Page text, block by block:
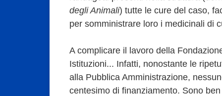
degli Animali) tutte le cure del caso,
per somministrare loro i medicinali di
A complicare il lavoro della
Istituzioni... Infatti, nonostante le
alla Pubblica Amministrazione,
centesimo di finanziamento. Sono